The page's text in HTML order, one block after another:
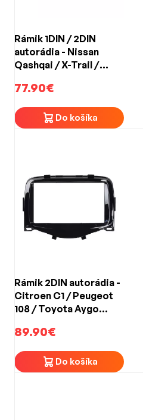
Rámik 1DIN / 2DIN
autorádia - Nissan
Qashqai / X-Trail /
77.90€
Do košíka
Rámik 2DIN autorádia -
Citroen C1 / Peugeot
108 / Toyota Aygo
89.90€
Do košíka